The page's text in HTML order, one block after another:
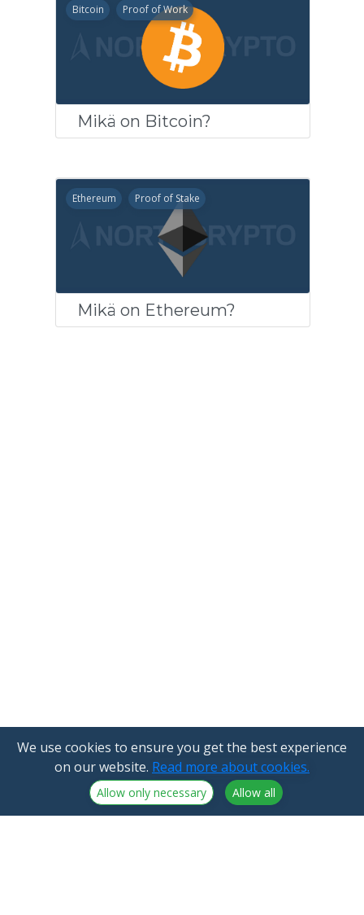
Bitcoin Proof of Work
Mikä on Bitcoin?
Ethereum Proof of Stake
Mikä on Ethereum?
We use cookies to ensure you get the best experience
on our website. Read more about cookies.
Allow only necessary Allow all